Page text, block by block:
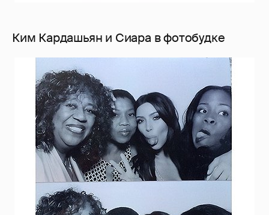
Ким Кардашьян и Сиара в фотобудке